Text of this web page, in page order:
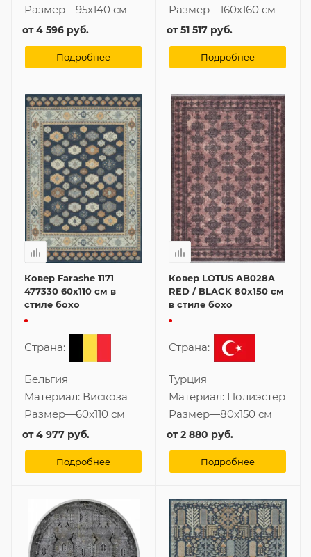
Размер—95x140 см
от4 596 руб.
Подробнее
Размер—160x160 см
от51 517 руб.
Подробнее
Ковер Farashe 1171
477330 60x110 см в
стиле бохо
Страна:
Бельгия
Материал: Вискоза
Размер—60x110 см
от4 977 руб.
Подробнее
Ковер LOTUS AB028A
RED / BLACK 80x150 см
в стиле бохо
Страна:
Турция
Материал: Полиэстер
Размер—80x150 см
от2 880 руб.
Подробнее